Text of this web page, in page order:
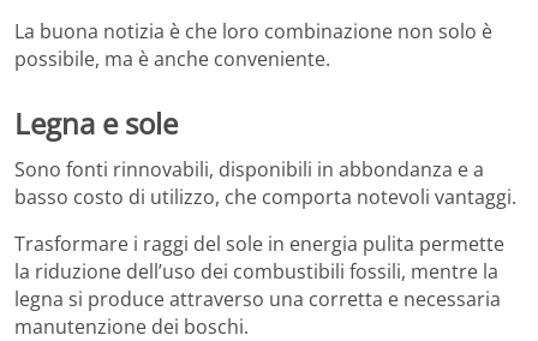
La buona notizia è che loro combinazione non solo è
possibile, ma è anche conveniente.
Legna e sole
Sono fonti rinnovabili, disponibili in abbondanza e a
basso costo di utilizzo, che comporta notevoli vantaggi.
Trasformare i raggi del sole in energia pulita permette
la riduzione dell’uso dei combustibili fossili, mentre la
legna si produce attraverso una corretta e necessaria
manutenzione dei boschi.